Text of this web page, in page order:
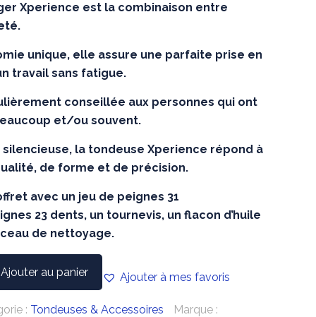
Xperience est la combinaison entre
unique, elle assure une parfaite prise en
travail sans fatigue.
conseillée aux personnes qui ont
et/ou souvent.
la tondeuse Xperience répond à
de forme et de précision.
avec un jeu de peignes 31
23 dents, un tournevis, un flacon d’huile
de nettoyage.
Ajouter au panier Ajouter à mes favoris
: Tondeuses & Accessoires
Marque :